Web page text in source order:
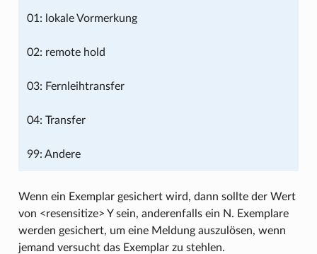
01: lokale Vormerkung
02: remote hold
03: Fernleihtransfer
04: Transfer
99: Andere
Wenn ein Exemplar gesichert wird, dann sollte der Wert
von <resensitize> Y sein, anderenfalls ein N. Exemplare
werden gesichert, um eine Meldung auszulösen, wenn
jemand versucht das Exemplar zu stehlen.